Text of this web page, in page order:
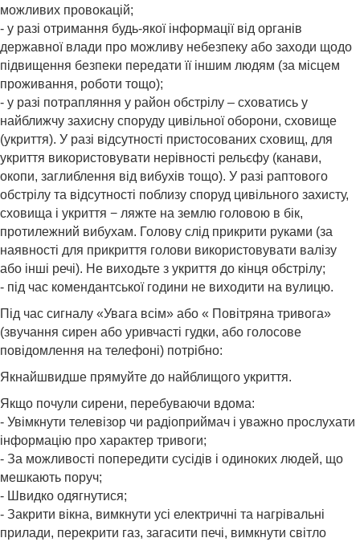
можливих провокацій;
- у разі отримання будь-якої інформації від органів
державної влади про можливу небезпеку або заходи щодо
підвищення безпеки передати її іншим людям (за місцем
проживання, роботи тощо);
- у разі потрапляння у район обстрілу – сховатись у
найближчу захисну споруду цивільної оборони, сховище
(укриття). У разі відсутності пристосованих сховищ, для
укриття використовувати нерівності рельєфу (канави,
окопи, заглиблення від вибухів тощо). У разі раптового
обстрілу та відсутності поблизу споруд цивільного захисту,
сховища і укриття − ляжте на землю головою в бік,
протилежний вибухам. Голову слід прикрити руками (за
наявності для прикриття голови використовувати валізу
або інші речі). Не виходьте з укриття до кінця обстрілу;
- під час комендантської години не виходити на вулицю.
Під час сигналу «Увага всім» або « Повітряна тривога»
(звучання сирен або уривчасті гудки, або голосове
повідомлення на телефоні) потрібно:
Якнайшвидше прямуйте до найблищого укриття.
Якщо почули сирени, перебуваючи вдома:
- Увімкнути телевізор чи радіоприймач і уважно прослухати
інформацію про характер тривоги;
- За можливості попередити сусідів і одиноких людей, що
мешкають поруч;
- Швидко одягнутися;
- Закрити вікна, вимкнути усі електричні та нагрівальні
прилади, перекрити газ, загасити печі, вимкнути світло